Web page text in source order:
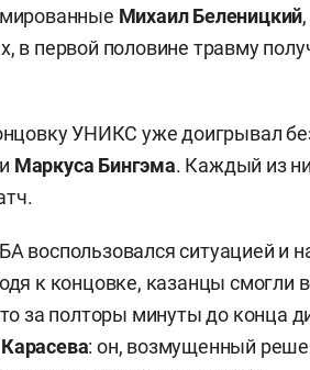
Михаил Беленицкий,
в первой половине травму
УНИКС уже доигрывал
и Маркуса Бингэма. Каждый из
воспользовался ситуацией и
к концовке, казанцы смогли
за полторы минуты до конца
: он, возмущенный